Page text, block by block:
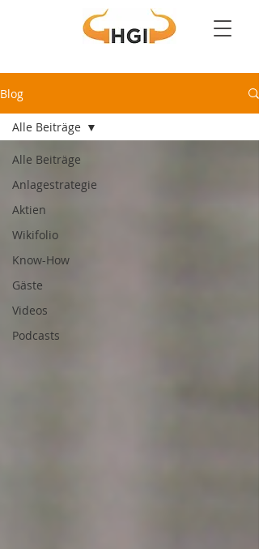
Blog
Alle Beiträge
Anlagestrategie
Aktien
Wikifolio
Know-How
Gäste
Videos
Podcasts
Alle Beiträge